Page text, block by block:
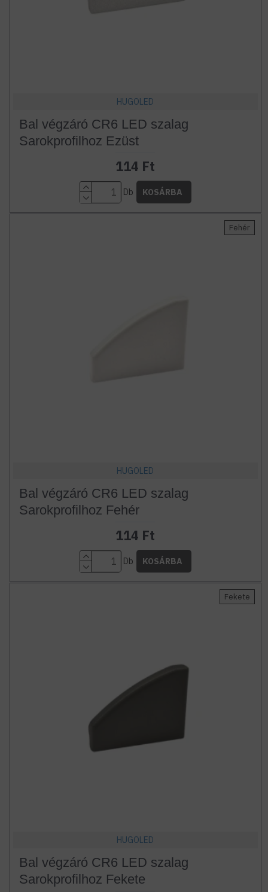
HUGOLED
Bal végzáró CR6 LED szalag
Sarokprofilhoz Ezüst
114 Ft
Db KOSÁRBA
Fehér
HUGOLED
Bal végzáró CR6 LED szalag
Sarokprofilhoz Fehér
114 Ft
Db KOSÁRBA
Fekete
HUGOLED
Bal végzáró CR6 LED szalag
Sarokprofilhoz Fekete